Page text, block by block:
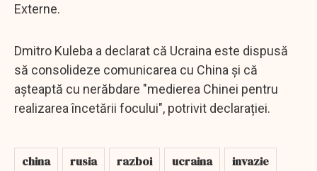
Externe.
Dmitro Kuleba a declarat că Ucraina este dispusă
să consolideze comunicarea cu China și că
așteaptă cu nerăbdare "medierea Chinei pentru
realizarea încetării focului", potrivit declarației.
china rusia razboi ucraina invazie